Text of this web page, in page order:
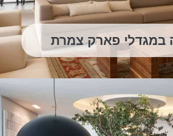
במגדלי פארק צמרת